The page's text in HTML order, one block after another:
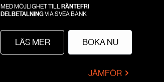
MED MÖJLIGHET TILL RÄNTEFRI
DELBETALNINGVIA SVEA BANK
LÄS MER BOKA NU
JÄMFÖR